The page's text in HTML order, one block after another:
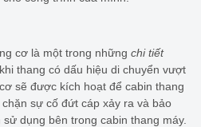
cơ là một trong những chi tiết
thang có dấu hiệu di chuyển vượt
sẽ được kích hoạt để cabin thang
sự cố đứt cáp xảy ra và bảo
dụng bên trong cabin thang máy.